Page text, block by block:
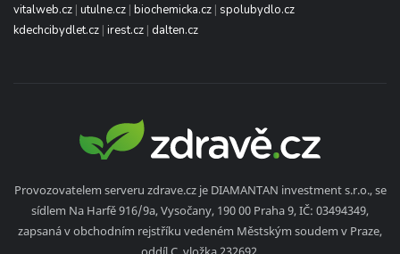
vitalweb.cz | utulne.cz | biochemicka.cz | spolubydlo.cz
kdechcibydlet.cz | irest.cz | dalten.cz
Provozovatelem serveru zdrave.cz je DIAMANTAN investment s.r.o., se
sídlem Na Harfě 916/9a, Vysočany, 190 00 Praha 9, IČ: 03494349,
zapsaná v obchodním rejstříku vedeném Městským soudem v Praze,